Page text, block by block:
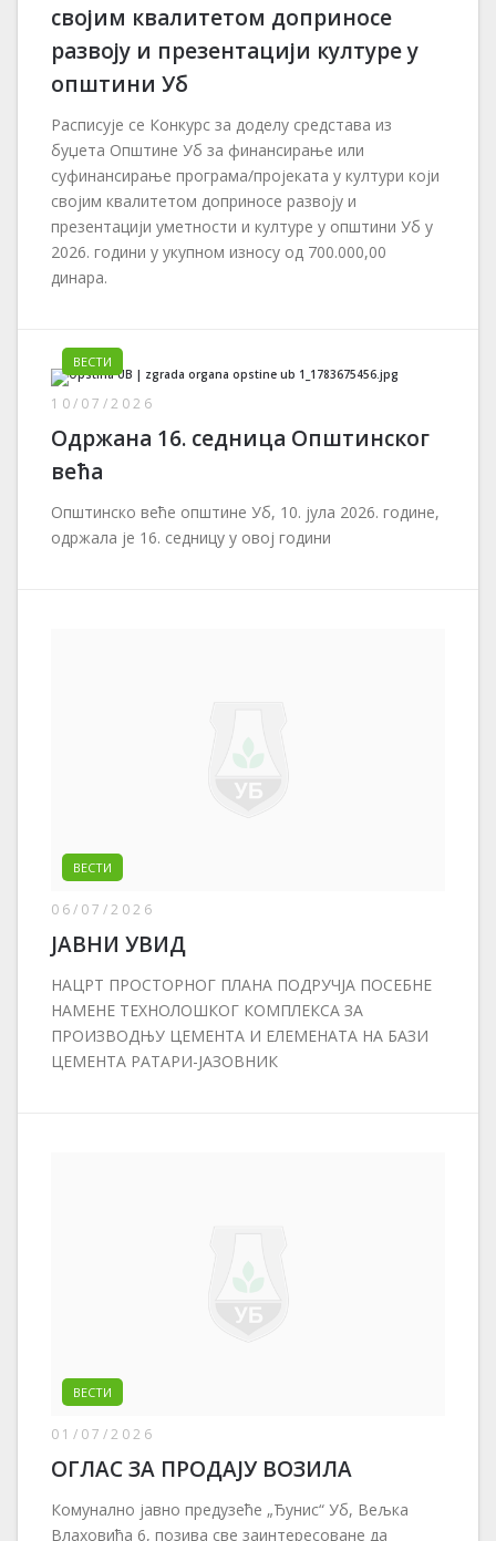
својим квалитетом доприносе
развоју и презентацији културе у
општини Уб
Расписује се Конкурс за доделу средстава из
буџета Општине Уб за финансирање или
суфинансирање програма/пројеката у култури који
својим квалитетом доприносе развоју и
презентацији уметности и културе у општини Уб у
2026. години у укупном износу од 700.000,00
динара.
ВЕСТИ
10/07/2026
Одржана 16. седница Општинског
већа
Општинско веће општине Уб, 10. јула 2026. године,
одржала је 16. седницу у овој години
ВЕСТИ
06/07/2026
ЈАВНИ УВИД
НАЦРТ ПРОСТОРНОГ ПЛАНА ПОДРУЧЈА ПОСЕБНЕ
НАМЕНЕ ТЕХНОЛОШКОГ КОМПЛЕКСА ЗА
ПРОИЗВОДЊУ ЦЕМЕНТА И ЕЛЕМЕНАТА НА БАЗИ
ЦЕМЕНТА РАТАРИ-ЈАЗОВНИК
ВЕСТИ
01/07/2026
ОГЛАС ЗА ПРОДАЈУ ВОЗИЛА
Комунално јавно предузеће „Ђунис“ Уб, Вељка
Влаховића 6, позива све заинтересоване да